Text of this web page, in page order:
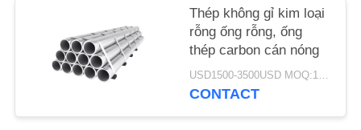
TRANG
WEB
PRIVACY
Thép không gỉ kim loại
rỗng ống rỗng, ống
thép carbon cán nóng
USD1500-3500USD MOQ:1 TẤN
CONTACT